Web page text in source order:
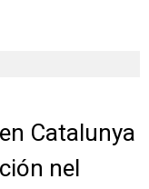
Catalunya
nel